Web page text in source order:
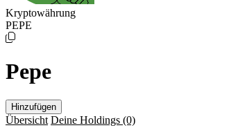
Kryptowährung
PEPE
Pepe
Hinzufügen
Übersicht Deine Holdings (0)